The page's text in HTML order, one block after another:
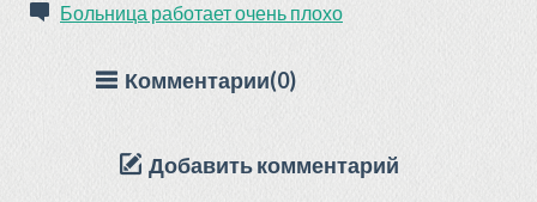
Больница работает очень плохо
Комментарии(0)
Добавить комментарий